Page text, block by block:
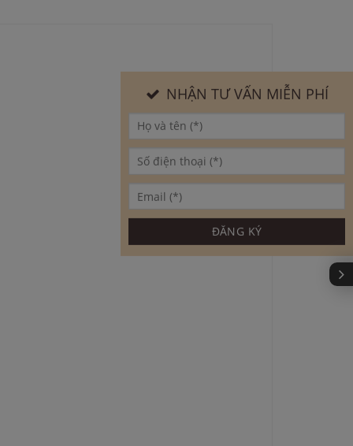
NHẬN TƯ VẤN MIỄN PHÍ